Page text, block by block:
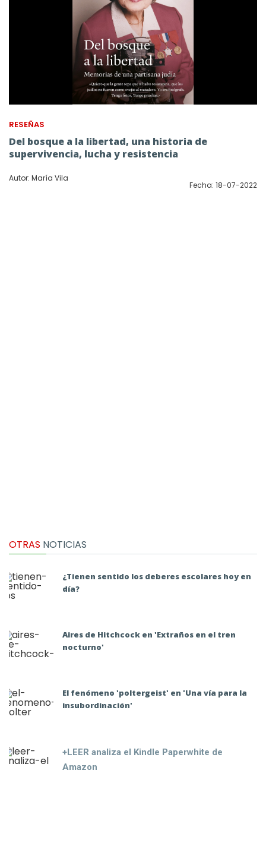
RESEÑAS
Del bosque a la libertad, una historia de
supervivencia, lucha y resistencia
Autor: María Vila
Fecha: 18-07-2022
OTRAS NOTICIAS
¿Tienen sentido los deberes escolares hoy en
día?
Aires de Hitchcock en 'Extraños en el tren
nocturno'
El fenómeno 'poltergeist' en 'Una vía para la
insubordinación'
+LEER analiza el Kindle Paperwhite de
Amazon